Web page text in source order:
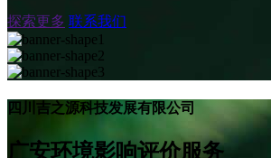
探索更多 联系我们
四川吉之源科技发展有限公司
广安环境影响评价服务